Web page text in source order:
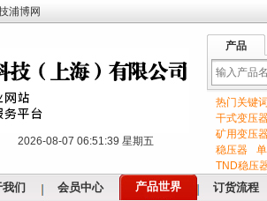
浦博网
2026-08-07 06:51:40 星期五
产品
输热门关键
干式变压
矿用变压
稳压器
TND稳压
我们 会员中心 产品世界 订货流程